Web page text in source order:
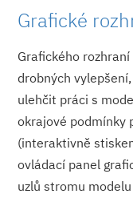
Grafické
Grafického
drobných
ulehčit práci s
okrajové podmínky
(interaktivně
ovládací panel
uzlů stromu